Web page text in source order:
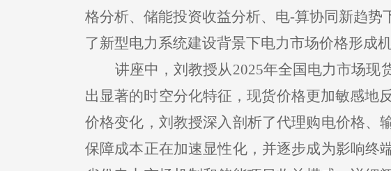
格分析、储能投资收益分析、电-算协同新趋
了新型电力系统建设背景下电力市场价格形成
讲座中，刘教授从2025年全国电力市场
出显著的时空分化特征，现货价格更加敏感地
价格变化，刘教授深入剖析了代理购电价格、
保障成本正在加速显性化，并逐步成为影响终